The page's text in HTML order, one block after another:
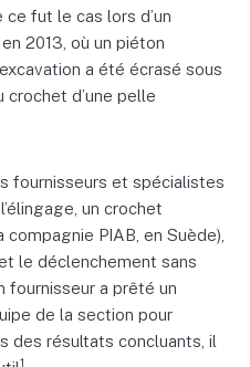
fut le cas lors d’un
2013, où un piéton
a été écrasé sous
crochet d’une pelle
fournisseurs et spécialistes
un crochet
PIAB, en Suède),
le déclenchement sans
fournisseur a prêté un
de la section pour
des résultats concluants, il
1